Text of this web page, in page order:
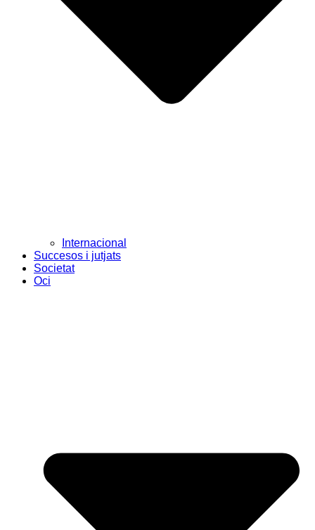
Internacional
Succesos i jutjats
Societat
Oci